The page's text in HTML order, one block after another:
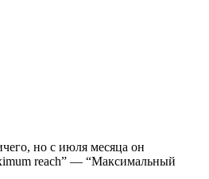
но с июля месяца он
reach” — “Максимальный